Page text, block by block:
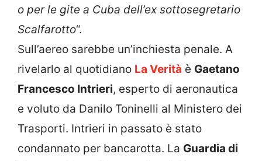
o per le gite a Cuba dell’ex sottosegretario
Scalfarotto“.
Sull’aereo sarebbe un’inchiesta penale. A
rivelarlo al quotidiano La Verità è Gaetano
Francesco Intrieri, esperto di aeronautica
e voluto da Danilo Toninelli al Ministero dei
Trasporti. Intrieri in passato è stato
condannato per bancarotta. La Guardia di